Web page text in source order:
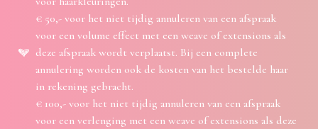
€ 50,- voor het niet tijdig annuleren van een afspraak
voor een volume effect met een weave of extensions als
deze afspraak wordt verplaatst. Bij een complete
annulering worden ook de kosten van het bestelde haar
in rekening gebracht.
€ 100,- voor het niet tijdig annuleren van een afspraak
voor een verlenging met een weave of extensions als deze